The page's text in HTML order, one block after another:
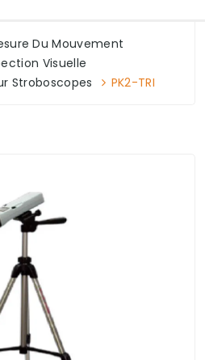
Du Mouvement
Visuelle
Stroboscopes
PK2-TRI